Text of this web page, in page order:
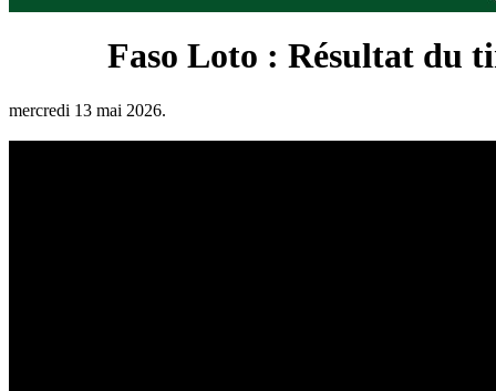
Faso Loto : Résultat du
mercredi 13 mai 2026.